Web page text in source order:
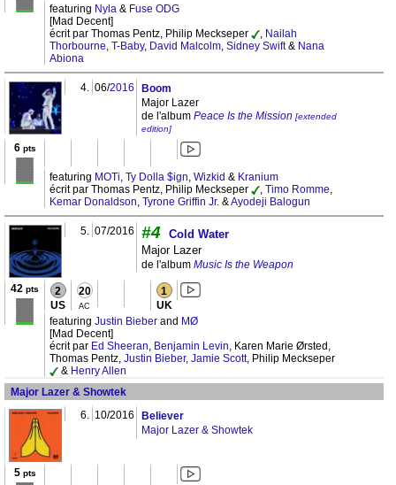
featuring Nyla & Fuse ODG
[Mad Decent]
écrit par Thomas Pentz, Philip Meckseper
, Nailah
Thorbourne, T-Baby, David Malcolm, Sidney Swift& Nana
Abiona
4. 06/2016
Boom
Major Lazer
de l'album Peace Is the Mission [extended
edition]
6pts
featuring MOTi, Ty Dolla $ign, Wizkid & Kranium
écrit par Thomas Pentz, Philip Meckseper
, Timo Romme,
Kemar Donaldson, Tyrone Griffin Jr. &Ayodeji Balogun
5. 07/2016 #4 Cold Water
Major Lazer
de l'album Music Is the Weapon
42 pts 2
US
20
AC
1
UK
featuring Justin Bieber and MØ
[Mad Decent]
écrit par Ed Sheeran, Benjamin Levin, Karen Marie Ørsted,
Thomas Pentz, Justin Bieber, Jamie Scott, Philip Meckseper
& Henry Allen
Major Lazer & Showtek
6. 10/2016
Believer
Major Lazer & Showtek
5pts